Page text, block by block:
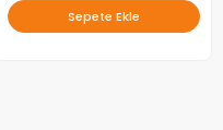
Sepete Ekle